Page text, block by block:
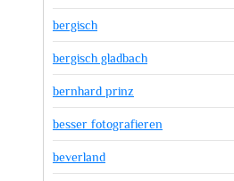
bergisch
bergisch gladbach
bernhard prinz
besser fotografieren
beverland